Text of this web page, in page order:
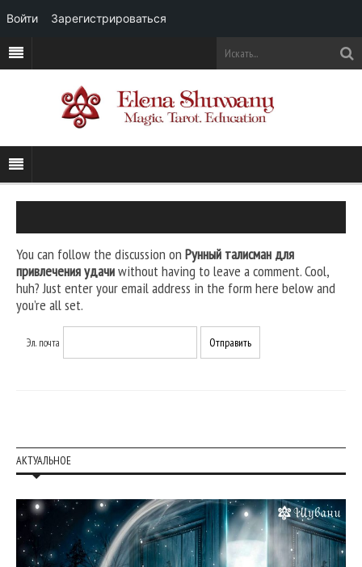
You can follow the discussion on Рунный талисман для
привлечения удачиwithout having to leave a comment. Cool,
huh? Just enter your email address in the form here below and
you’re all set.
Эл. почта
АКТУАЛЬНОЕ
Войти Зарегистрироваться